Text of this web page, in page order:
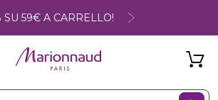
SU 59€ A CARRELLO!